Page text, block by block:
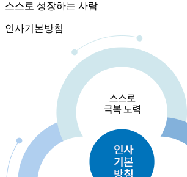
스스로 성장하는 사람
인사기본방침